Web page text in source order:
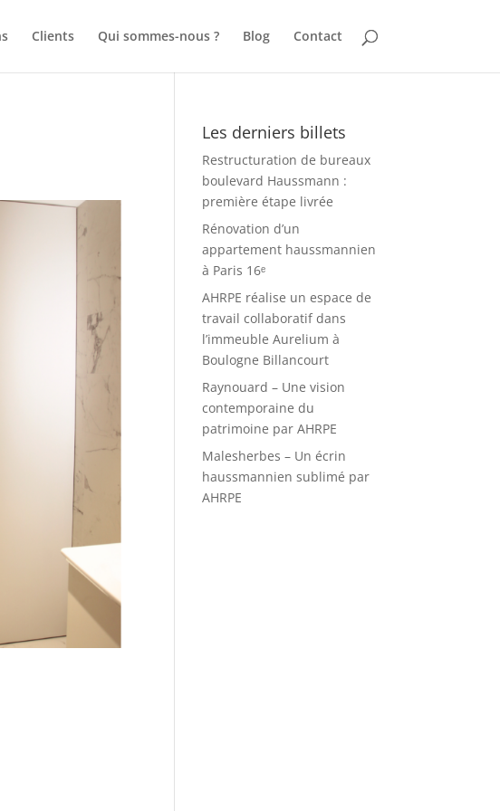
Clients Qui sommes-nous ? Blog Contact
Les derniers billets
Restructuration de bureaux
boulevard Haussmann :
première étape livrée
Rénovation d’un
appartement haussmannien
à Paris 16ᵉ
AHRPE réalise un espace de
travail collaboratif dans
l’immeuble Aurelium à
Boulogne Billancourt
Raynouard – Une vision
contemporaine du
patrimoine par AHRPE
Malesherbes – Un écrin
haussmannien sublimé par
AHRPE